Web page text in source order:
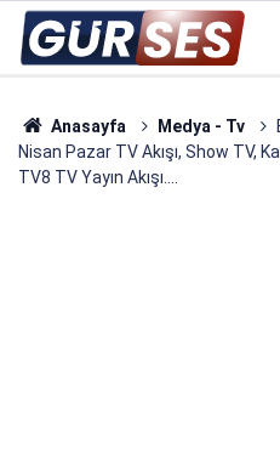
Anasayfa Medya - Tv
Nisan Pazar TV Akışı, Show TV,
TV8 TV Yayın Akışı....